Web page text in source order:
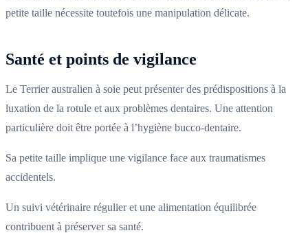
petite taille nécessite toutefois une manipulation délicate.
Santé et points de vigilance
Le Terrier australien à soie peut présenter des prédispositions à la
luxation de la rotule et aux problèmes dentaires. Une attention
particulière doit être portée à l’hygiène bucco-dentaire.
Sa petite taille implique une vigilance face aux traumatismes
accidentels.
Un suivi vétérinaire régulier et une alimentation équilibrée
contribuent à préserver sa santé.